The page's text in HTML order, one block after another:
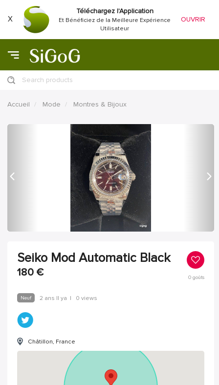
X
Téléchargez l'Application
Et Bénéficiez de la Meilleure Expérience
Utilisateur
OUVRIR
Search products
Accueil Mode Montres & Bijoux
Seiko Mod Automatic Black
180 € 0goûts
Neuf 2 ans Il ya | 0 views
Châtillon, France